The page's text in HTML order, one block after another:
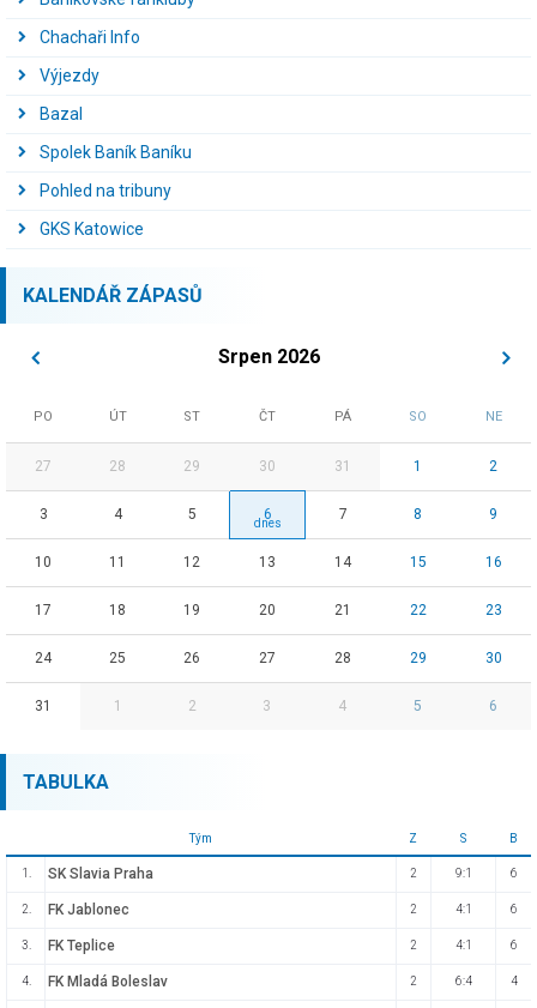
Chachaři Info
Výjezdy
Bazal
Spolek Baník Baníku
Pohled na tribuny
GKS Katowice
KALENDÁŘ ZÁPASŮ
Srpen 2026
PO ÚT ST ČT PÁ SO NE
27 28 29 30 31 1 2
3 4 5 6 7 8 9
10 11 12 13 14 15 16
17 18 19 20 21 22 23
24 25 26 27 28 29 30
31 1 2 3 4 5 6
TABULKA
Tým Z S B
1. SK Slavia Praha 2 9:1 6
2. FK Jablonec 2 4:1 6
3. FK Teplice 2 4:1 6
4. FK Mladá Boleslav 2 6:4 4